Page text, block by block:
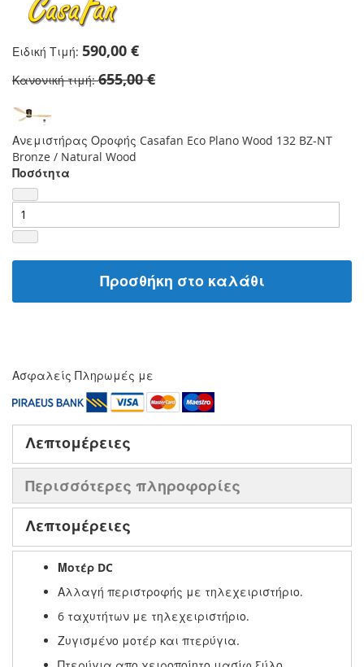
Ειδική Τιμή 590,00 €
Κανονική τιμή 655,00 €
Ανεμιστήρας Οροφής Casafan Eco Plano Wood 132 BZ-NT
Bronze / Natural Wood
Ποσότητα
Προσθήκη στο καλάθι
Ασφαλείς Πληρωμές με
Λεπτομέρειες
Περισσότερες πληροφορίες
Λεπτομέρειες
Μοτέρ DC
Αλλαγή περιστροφής με τηλεχειριστήριο.
6 ταχυτήτων με τηλεχειριστήριο.
Ζυγισμένο μοτέρ και πτερύγια.